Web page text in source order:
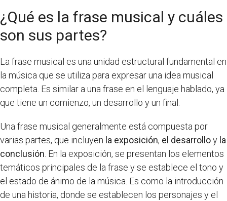
¿Qué es la frase musical y cuáles
son sus partes?
La frase musical es una unidad estructural fundamental en
la música que se utiliza para expresar una idea musical
completa. Es similar a una frase en el lenguaje hablado, ya
que tiene un comienzo, un desarrollo y un final.
Una frase musical generalmente está compuesta por
varias partes, que incluyen la exposición, el desarrolloy la
conclusión . En la exposición, se presentan los elementos
temáticos principales de la frase y se establece el tono y
el estado de ánimo de la música. Es como la introducción
de una historia, donde se establecen los personajes y el